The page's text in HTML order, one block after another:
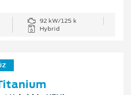
92 kW/125 k
Hybrid